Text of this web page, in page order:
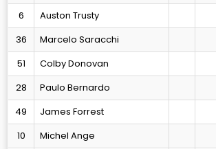
6
Auston Trusty
36
Marcelo Saracchi
51
Colby Donovan
28
Paulo Bernardo
49
James Forrest
10
Michel Ange